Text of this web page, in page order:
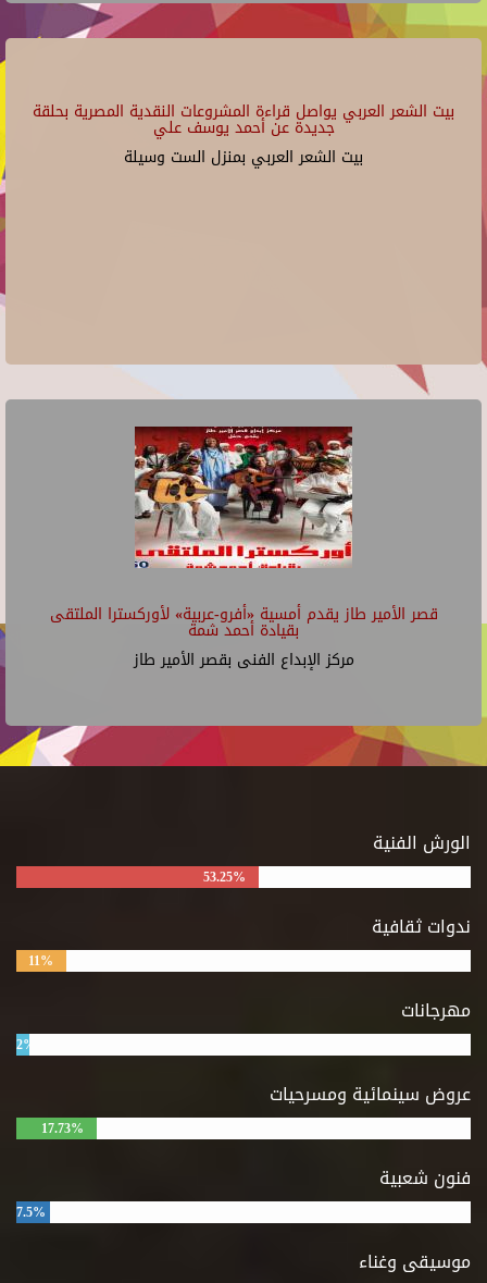
بيت الشعر العربي يواصل قراءة المشروعات النقدية المصرية بحلقة
جديدة عن أحمد يوسف علي
بيت الشعر العربي بمنزل الست وسيلة
قصر الأمير طاز يقدم أمسية «أفرو-عربية» لأوركسترا الملتقى
بقيادة أحمد شمة
مركز الإبداع الفنى بقصر الأمير طاز
الورش الفنية
53.25%
ندوات ثقافية
11%
مهرجانات
2%
عروض سينمائية ومسرحيات
17.73%
فنون شعبية
7.5%
موسيقى وغناء